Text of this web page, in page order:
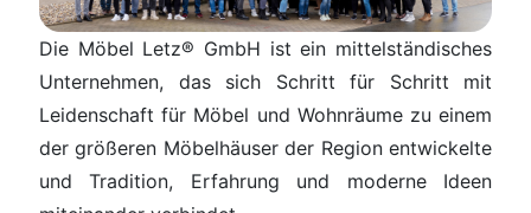
Die Möbel Letz® GmbH ist ein mittelständisches
Unternehmen, das sich Schritt für Schritt mit
Leidenschaft für Möbel und Wohnräume zu einem
der größeren Möbelhäuser der Region entwickelte
und Tradition, Erfahrung und moderne Ideen